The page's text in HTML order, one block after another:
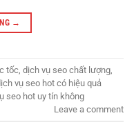
→
tốc dịch vụ seo chất lượng
vụ seo hot có hiệu quả
seo hot uy tín không
Leave a comment